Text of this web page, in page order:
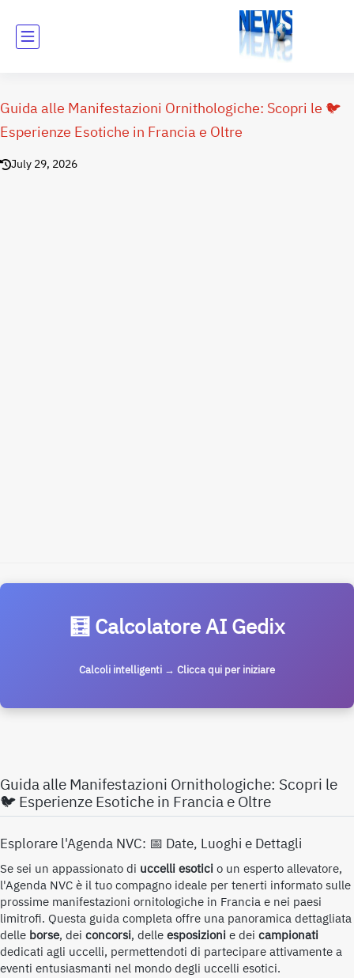
Guida alle Manifestazioni Ornithologiche: Scopri le 🐦
Esperienze Esotiche in Francia e Oltre
July 29, 2026
🧮 Calcolatore AI Gedix
Calcoli intelligenti → Clicca qui per iniziare
Guida alle Manifestazioni Ornithologiche: Scopri le
🐦 Esperienze Esotiche in Francia e Oltre
Esplorare l'Agenda NVC: 📅 Date, Luoghi e Dettagli
Se sei un appassionato di uccelli esoticio un esperto allevatore,
l'Agenda NVC è il tuo compagno ideale per tenerti informato sulle
prossime manifestazioni ornitologiche in Francia e nei paesi
limitrofi. Questa guida completa offre una panoramica dettagliata
delle borse, dei concorsi, delleesposizionie dei campionati
dedicati agli uccelli, permettendoti di partecipare attivamente a
eventi entusiasmanti nel mondo degli uccelli esotici.